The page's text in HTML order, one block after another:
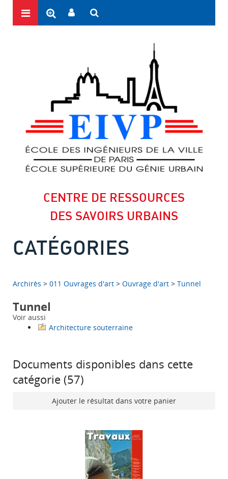
CENTRE DE RESSOURCES
DES SAVOIRS URBAINS
CATÉGORIES
Archirès > 011 Ouvrages d'art > Ouvrage d'art > Tunnel
Tunnel
Voir aussi
Architecture souterraine
Documents disponibles dans cette
catégorie (57)
Ajouter le résultat dans votre panier